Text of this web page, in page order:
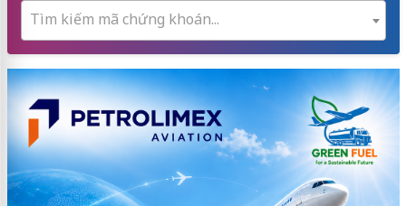
Tìm kiếm mã chứng khoán...